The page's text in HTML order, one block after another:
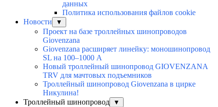
данных
Политика использования файлов cookie
Новости
▼
Проект на базе троллейных шинопроводов
Giovenzana
Giovenzana расширяет линейку: моношинопровод
SL на 100–1000 А
Новый троллейный шинопровод GIOVENZANA
TRV для мачтовых подъемников
Троллейный шинопровод Giovenzana в цирке
Никулина!
Троллейный шинопровод
▼